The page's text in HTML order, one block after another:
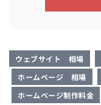
ウェブサイト 相場
ホームページ 相場
ホームページ制作料金